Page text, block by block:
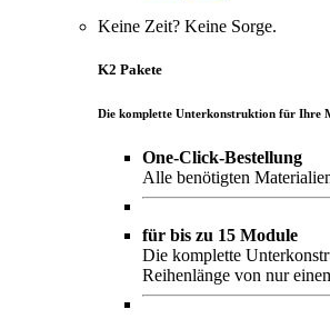
Keine Zeit? Keine Sorge.
K2 Pakete
Die komplette Unterkonstruktion für Ihre
One-Click-Bestellung
Alle benötigten
für bis zu 15 Module
Die komplette
Reihenlänge von nur